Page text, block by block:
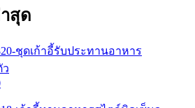
สุด